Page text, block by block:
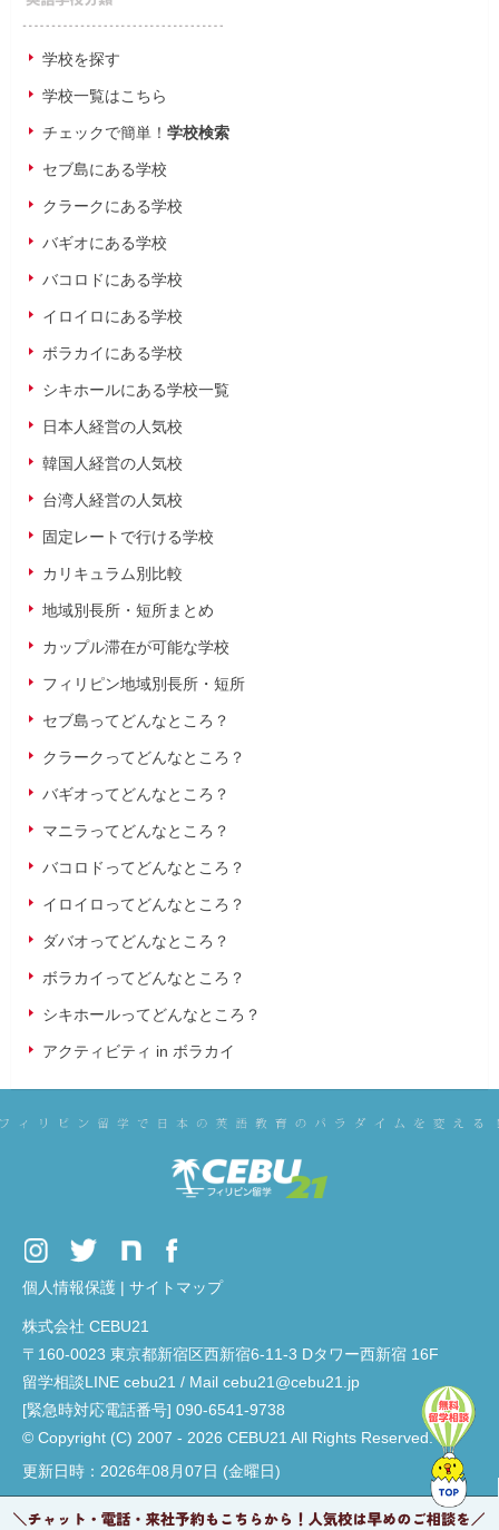
学校を探す
学校一覧はこちら
チェックで簡単！ 学校検索
セブ島にある学校
クラークにある学校
バギオにある学校
バコロドにある学校
イロイロにある学校
ボラカイにある学校
シキホールにある学校一覧
日本人経営の人気校
韓国人経営の人気校
台湾人経営の人気校
固定レートで行ける学校
カリキュラム別比較
地域別長所・短所まとめ
カップル滞在が可能な学校
フィリピン地域別長所・短所
セブ島ってどんなところ？
クラークってどんなところ？
バギオってどんなところ？
マニラってどんなところ？
バコロドってどんなところ？
イロイロってどんなところ？
ダバオってどんなところ？
ボラカイってどんなところ？
シキホールってどんなところ？
アクティビティ in ボラカイ
個人情報保護 | サイトマップ
株式会社 CEBU21
〒160-0023 東京都新宿区西新宿6-11-3 Dタワー西新宿 16F
留学相談LINE cebu21 / Mail cebu21@cebu21.jp
[緊急時対応電話番号] 090-6541-9738
© Copyright (C) 2007 - 2026 CEBU21 All Rights Reserved.
更新日時：2026年08月07日 (金曜日)